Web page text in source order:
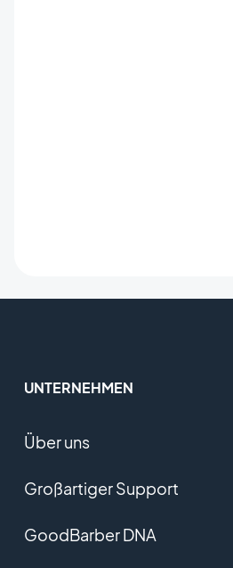
UNTERNEHMEN
Über uns
Großartiger Support
GoodBarber DNA